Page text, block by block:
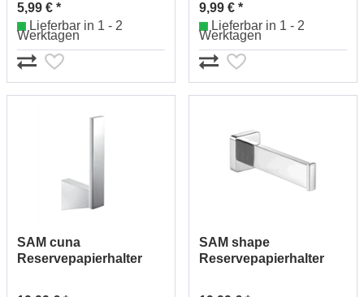
5,99 € *
Lieferbar in 1 - 2
Werktagen
9,99 € *
Lieferbar in 1 - 2
Werktagen
SAM cuna
Reservepapierhalter
SAM shape
Reservepapierhalter